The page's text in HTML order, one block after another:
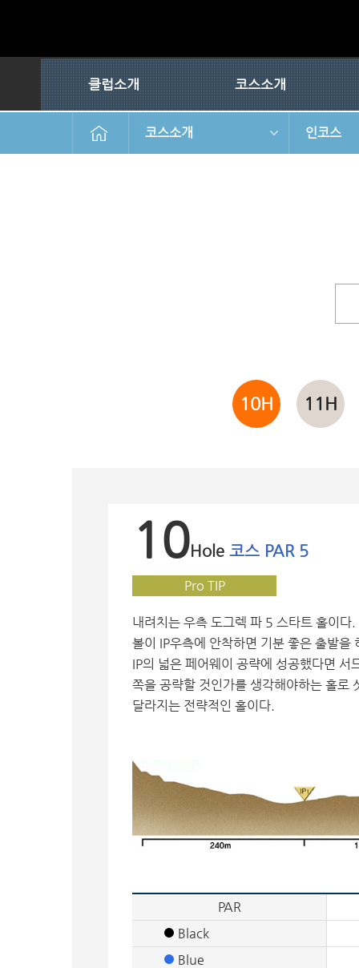
클럽소개 코스소개
코스소개 인코스
10H 11H
10Hole 코스 PAR 5
Pro TIP
내려치는 우측 도그렉 파 5 스타트 홀이다
볼이 IP우측에 안착하면 기분 좋은 출발을
IP의 넓은 페어웨이 공략에 성공했다면 서
쪽을 공략할 것인가를 생각해야하는 홀로
달라지는 전략적인 홀이다.
PAR
Black
Blue